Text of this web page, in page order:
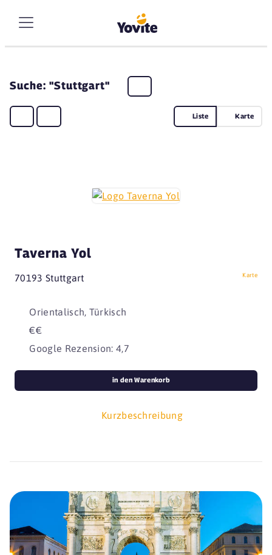
Suche: "Stuttgart"
Liste Karte
Taverna Yol
70193 Stuttgart Karte
Orientalisch, Türkisch
€€
Google Rezension: 4,7
Kurzbeschreibung
in den Warenkorb